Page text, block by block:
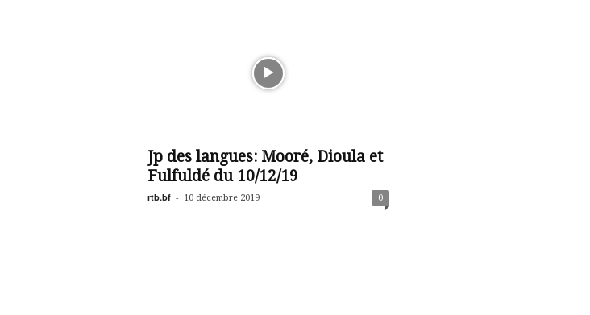
Jp des langues: Mooré, Dioula et
Fulfuldé du 10/12/19
rtb.bf - 10 décembre 2019 0